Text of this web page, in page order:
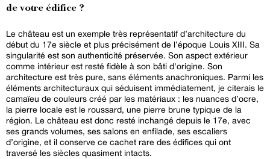
de votre édifice ?
Le château est un exemple très représentatif d’architecture du
début du 17e siècle et plus précisément de l’époque Louis XIII. Sa
singularité est son authenticité préservée. Son aspect extérieur
comme intérieur est resté fidèle à son bâti d'origine. Son
architecture est très pure, sans éléments anachroniques. Parmi les
éléments architecturaux qui séduisent immédiatement, je citerais le
camaïeu de couleurs créé par les matériaux : les nuances d’ocre,
la pierre locale est le roussard, une pierre brune typique de la
région. Le château est donc resté inchangé depuis le 17e, avec
ses grands volumes, ses salons en enfilade, ses escaliers
d’origine, et il conserve ce cachet rare des édifices qui ont
traversé les siècles quasiment intacts.